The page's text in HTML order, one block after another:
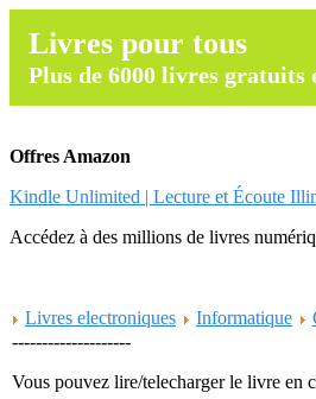
Livres pour tous
Plus de 6000 livres gratuits
Offres Amazon
Kindle Unlimited | Lecture et Écoute
Accédez à des millions de livres
Livres electroniques
Informatique
--------------------
Vous pouvez lire/telecharger le livre en